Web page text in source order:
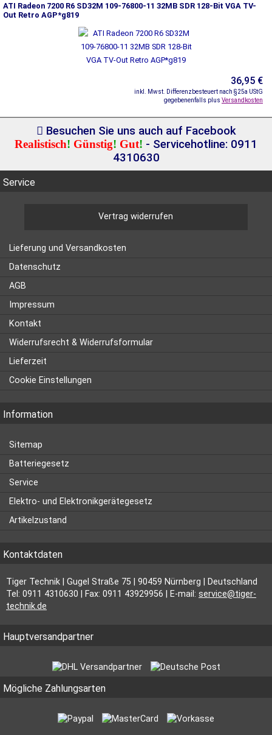
ATI Radeon 7200 R6 SD32M 109-76800-11 32MB SDR 128-Bit VGA TV-
Out Retro AGP*g819
36,95 €
inkl. Mwst. Differenzbesteuert nach §25a UStG
gegebenenfalls plus Versandkosten
Besuchen Sie uns auch auf Facebook
Realistisch! Günstig! Gut! - Servicehotline: 0911
4310630
Service
Vertrag widerrufen
Lieferung und Versandkosten
Datenschutz
AGB
Impressum
Kontakt
Widerrufsrecht & Widerrufsformular
Lieferzeit
Cookie Einstellungen
Information
Sitemap
Batteriegesetz
Service
Elektro- und Elektronikgerätegesetz
Artikelzustand
Kontaktdaten
Tiger Technik | Gugel Straße 75 | 90459 Nürnberg | Deutschland
Tel: 0911 4310630 | Fax: 0911 43929956 | E-mail: service@tiger-
technik.de
Hauptversandpartner
Mögliche Zahlungsarten